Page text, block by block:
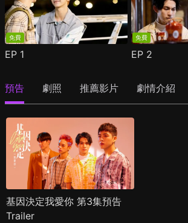
免費
EP 1
免費
EP 2
預告 劇照 推薦影片 劇情介紹
基因決定我愛你 第3集預告
Trailer